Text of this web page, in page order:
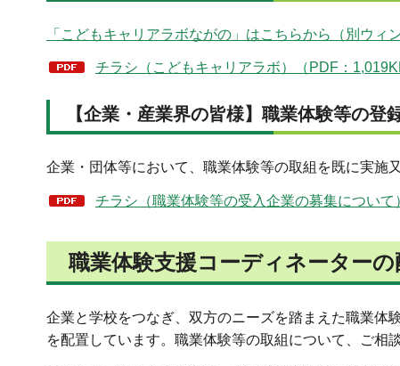
「こどもキャリアラボながの」はこちらから（別ウィ
チラシ（こどもキャリアラボ）（PDF：
【企業・産業界の皆様】職業体験等の登
企業・団体等において、職業体験等の取組を既に実施
チラシ（職業体験等の受入企業の募集について
職業体験支援コーディネーターの
企業と学校をつなぎ、双方のニーズを踏まえた職業体
を配置しています。職業体験等の取組について、ご相